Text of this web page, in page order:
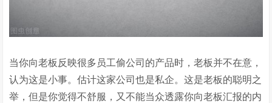
当你向老板反映很多员工偷公司的产品时，老板并不在意，
认为这是小事。估计这家公司也是私企。这是老板的聪明之
举，但是你觉得不舒服，又不能当众透露你向老板汇报的内